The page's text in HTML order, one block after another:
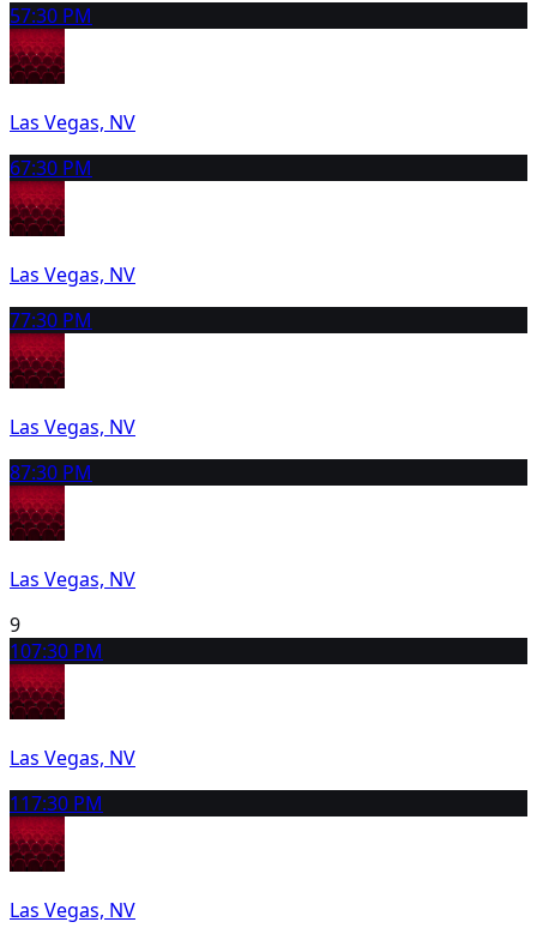
57:30 PM
Las Vegas, NV
67:30 PM
Las Vegas, NV
77:30 PM
Las Vegas, NV
87:30 PM
Las Vegas, NV
9
107:30 PM
Las Vegas, NV
117:30 PM
Las Vegas, NV